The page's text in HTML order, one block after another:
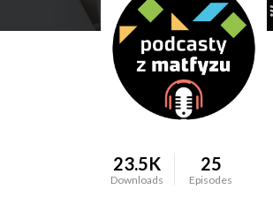
23.5K
Downloads
25
Episodes